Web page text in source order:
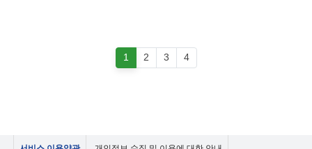
1 2 3 4